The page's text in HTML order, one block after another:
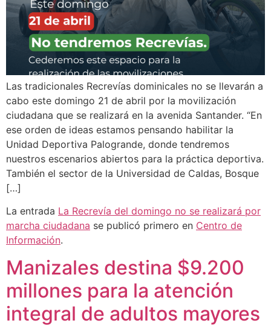
Las tradicionales Recrevías dominicales no se llevarán a
cabo este domingo 21 de abril por la movilización
ciudadana que se realizará en la avenida Santander. “En
ese orden de ideas estamos pensando habilitar la
Unidad Deportiva Palogrande, donde tendremos
nuestros escenarios abiertos para la práctica deportiva.
También el sector de la Universidad de Caldas, Bosque
[…]
La entrada La Recrevía del domingo no se realizará por
marcha ciudadana se publicó primero en Centro de
Información.
Manizales destina $9.200
millones para la atención
integral de adultos mayores